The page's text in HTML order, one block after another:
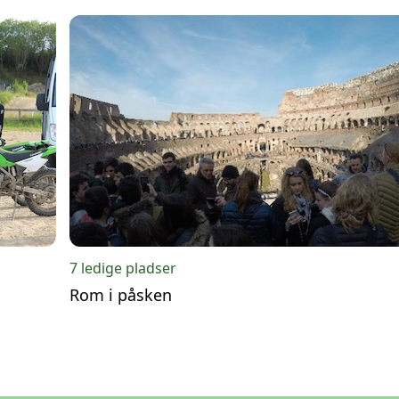
7 ledige pladser
Rom i påsken